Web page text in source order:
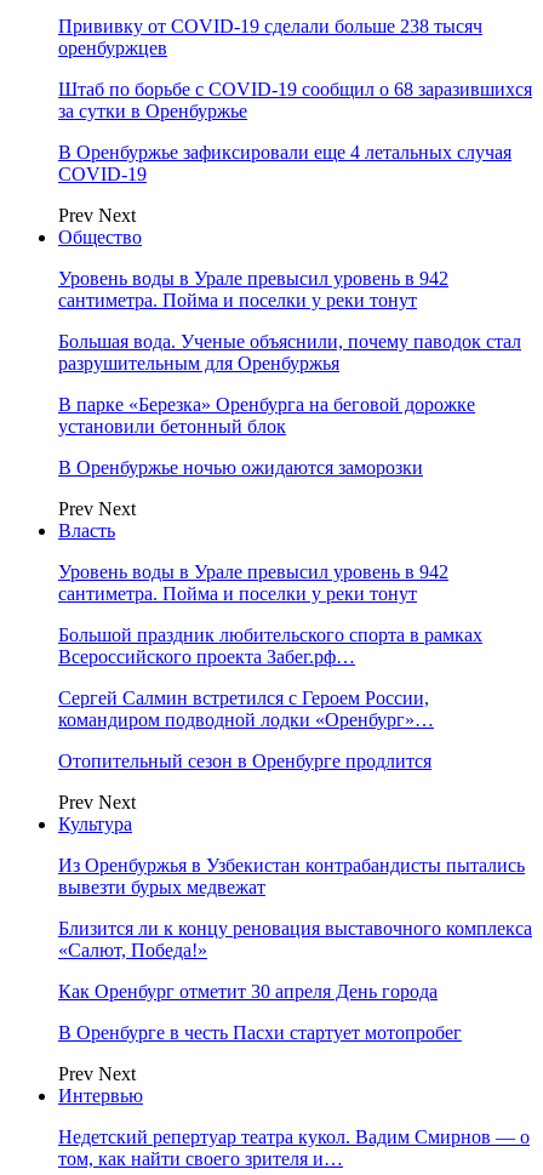
Прививку от COVID-19 сделали больше 238 тысяч
оренбуржцев
Штаб по борьбе с СOVID-19 сообщил о 68 заразившихся
за сутки в Оренбуржье
В Оренбуржье зафиксировали еще 4 летальных случая
COVID-19
Prev Next
Общество
Уровень воды в Урале превысил уровень в 942
сантиметра. Пойма и поселки у реки тонут
Большая вода. Ученые объяснили, почему паводок стал
разрушительным для Оренбуржья
В парке «Березка» Оренбурга на беговой дорожке
установили бетонный блок
В Оренбуржье ночью ожидаются заморозки
Prev Next
Власть
Уровень воды в Урале превысил уровень в 942
сантиметра. Пойма и поселки у реки тонут
Большой праздник любительского спорта в рамках
Всероссийского проекта Забег.рф…
Сергей Салмин встретился с Героем России,
командиром подводной лодки «Оренбург»…
Отопительный сезон в Оренбурге продлится
Prev Next
Культура
Из Оренбуржья в Узбекистан контрабандисты пытались
вывезти бурых медвежат
Близится ли к концу реновация выставочного комплекса
«Салют, Победа!»
Как Оренбург отметит 30 апреля День города
В Оренбурге в честь Пасхи стартует мотопробег
Prev Next
Интервью
Недетский репертуар театра кукол. Вадим Смирнов — о
том, как найти своего зрителя и…